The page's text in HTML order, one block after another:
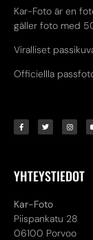
Kar-Foto är en
gäller foto med
Viralliset
Officiellla
YHTEYSTIEDOT
Kar-Foto
Piispankatu 28
06100 Porvoo